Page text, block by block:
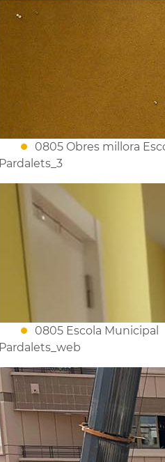
0805 Obres millora
Pardalets_3
0805 Escola Municipal
Pardalets_web